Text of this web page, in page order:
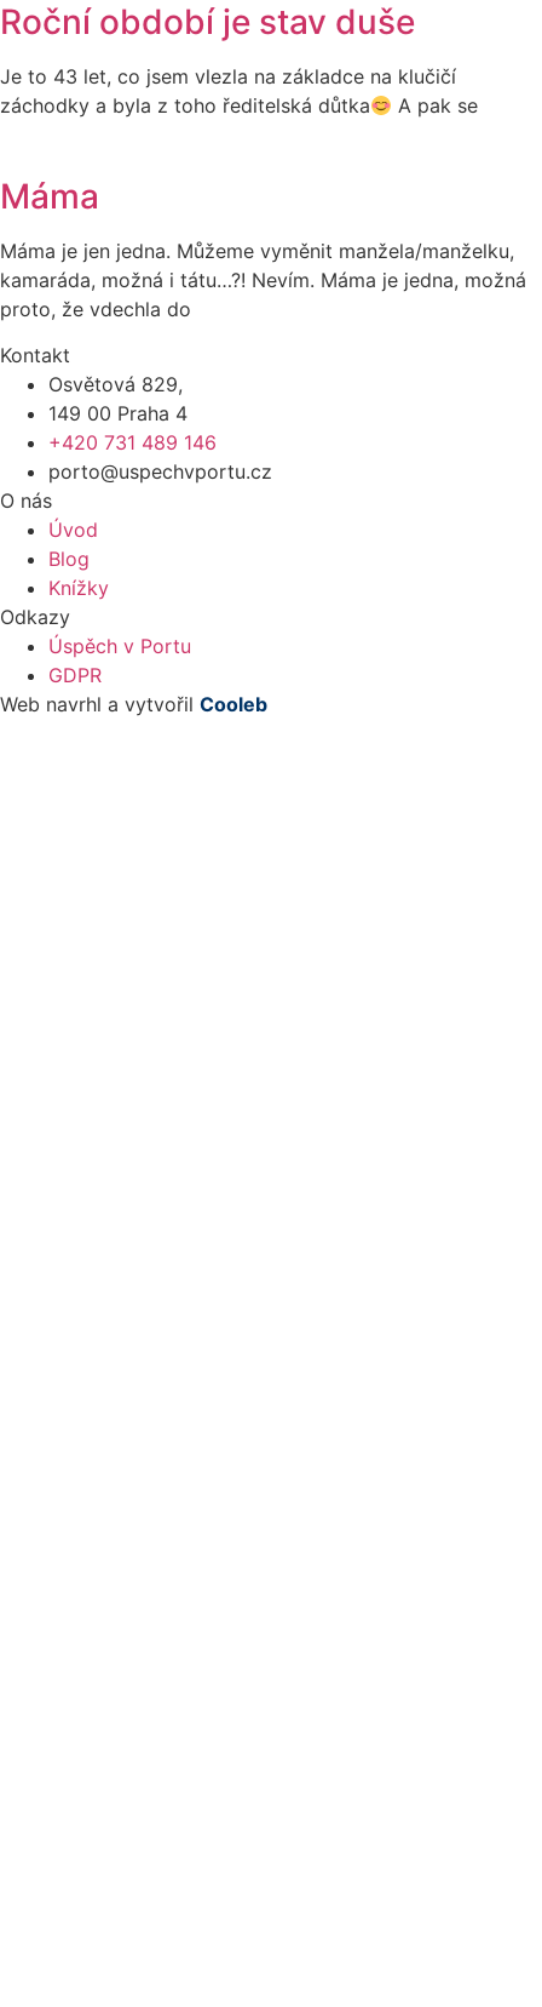
Roční období je stav duše
Je to 43 let, co jsem vlezla na základce na klučičí
záchodky a byla z toho ředitelská důtka
A pak se
Máma
Máma je jen jedna. Můžeme vyměnit manžela/manželku,
kamaráda, možná i tátu…?! Nevím. Máma je jedna, možná
proto, že vdechla do
Kontakt
Osvětová 829,
149 00 Praha 4
+420 731 489 146
porto@uspechvportu.cz
O nás
Úvod
Blog
Knížky
Odkazy
Úspěch v Portu
GDPR
Web navrhl a vytvořil Cooleb